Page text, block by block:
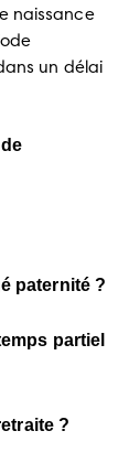
naissance
un délai
paternité ?
partiel
?